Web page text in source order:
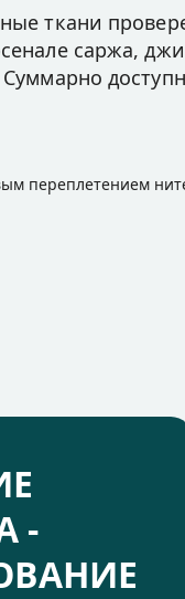
ткани
саржа,
переплетением
-